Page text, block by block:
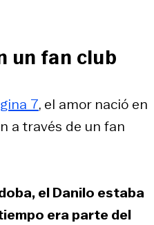
un fan club
7, el amor nació en
a través de un fan
el Danilo estaba
era parte del